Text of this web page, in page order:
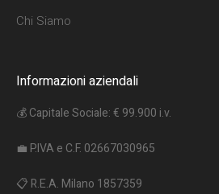
Chi Siamo
Informazioni aziendali
💰 Capitale Sociale: € 99.900 i.v.
💼 P.IVA e C.F. 02667030965
📋 R.E.A. Milano 1857359